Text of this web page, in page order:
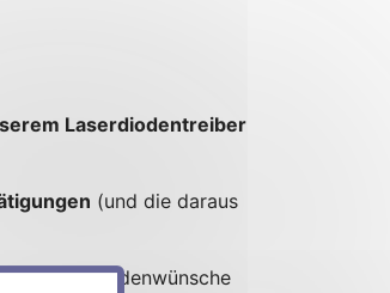
Laserdiodentreiber
(und die daraus
Kundenwünsche